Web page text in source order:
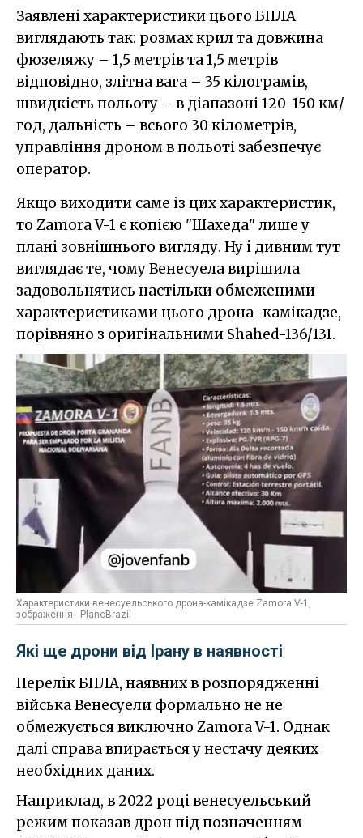
Заявлені характеристики цього БПЛА
виглядають так: розмах крил та довжина
фюзеляжу – 1,5 метрів та 1,5 метрів
відповідно, злітна вага – 35 кілограмів,
швидкість польоту – в діапазоні 120-150 км/
год, дальність – всього 30 кілометрів,
управління дроном в польоті забезпечує
оператор.
Якщо виходити саме із цих характеристик,
то Zamora V-1 є копією "Шахеда" лише у
плані зовнішнього вигляду. Ну і дивним тут
виглядає те, чому Венесуела вирішила
задовольнятись настільки обмеженими
характеристиками цього дрона-камікадзе,
порівняно з оригінальними Shahed-136/131.
Характеристики венесуельського дрона-камікадзе Zamora V-1,
зображення - PlanoBrazil
Які ще дрони від Ірану в наявності
Перелік БПЛА, наявних в розпорядженні
війська Венесуели формально не не
обмежується виключно Zamora V-1. Однак
далі справа впирається у нестачу деяких
необхідних даних.
Наприклад, в 2022 році венесуельський
режим показав дрон під позначенням